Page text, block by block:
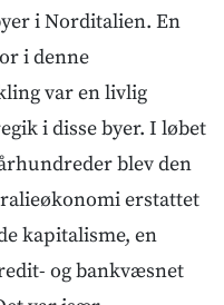
i Norditalien. En
i denne
var en livlig
i disse byer. I løbet
blev den
erstattet
kapitalisme, en
og bankvæsnet